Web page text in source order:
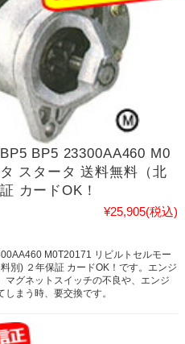
BP5 23300AA460 M0
スタータ 送料無料（北
カードOK！
¥25,905(税込)
M0T20171 リビルトセルモー
別) ２年保証 カードOK！です。エンジ
マグネットスイッチの不良や、エンジ
まう時、要交換です。